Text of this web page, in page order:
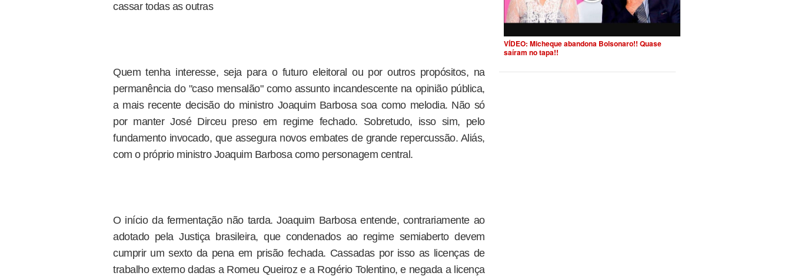
cassar todas as outras
Quem tenha interesse, seja para o futuro eleitoral ou por outros propósitos, na
permanência do "caso mensalão" como assunto incandescente na opinião pública,
a mais recente decisão do ministro Joaquim Barbosa soa como melodia. Não só
por manter José Dirceu preso em regime fechado. Sobretudo, isso sim, pelo
fundamento invocado, que assegura novos embates de grande repercussão. Aliás,
com o próprio ministro Joaquim Barbosa como personagem central.
O início da fermentação não tarda. Joaquim Barbosa entende, contrariamente ao
adotado pela Justiça brasileira, que condenados ao regime semiaberto devem
cumprir um sexto da pena em prisão fechada. Cassadas por isso as licenças de
trabalho externo dadas a Romeu Queiroz e a Rogério Tolentino, e negada a licença
VÍDEO: Micheque abandona Bolsonaro!! Quase
saíram no tapa!!